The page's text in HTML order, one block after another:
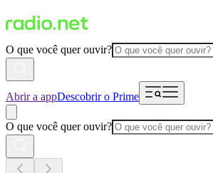
O que você quer ouvir?
Abrir a appDescobrir o Prime
O que você quer ouvir?